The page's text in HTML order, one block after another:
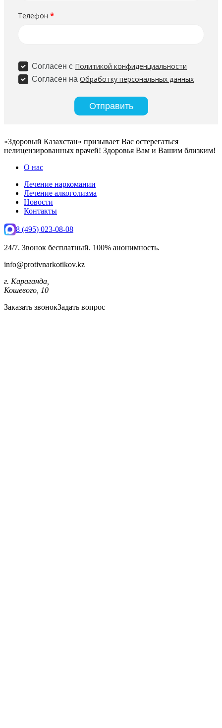
«Здоровый Казахстан» призывает Вас остерегаться
нелицензированных врачей! Здоровья Вам и Вашим близким!
О нас
Лечение наркомании
Лечение алкоголизма
Новости
Контакты
8 (495) 023-08-08
24/7. Звонок бесплатный. 100% анонимность.
info@protivnarkotikov.kz
г. Караганда,
Кошевого, 10
Заказать звонокЗадать вопрос